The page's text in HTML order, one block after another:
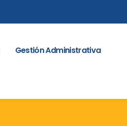
Gestión Administrativa